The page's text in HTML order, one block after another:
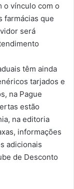
o vínculo com o
farmácias que
será
têm ainda
tarjados e
na Pague
estão
na editoria
informações
adicionais
de Desconto